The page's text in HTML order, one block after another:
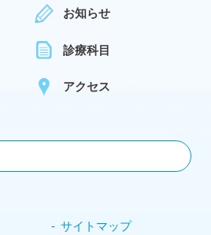
お知らせ
診療科目
アクセス
サイトマップ